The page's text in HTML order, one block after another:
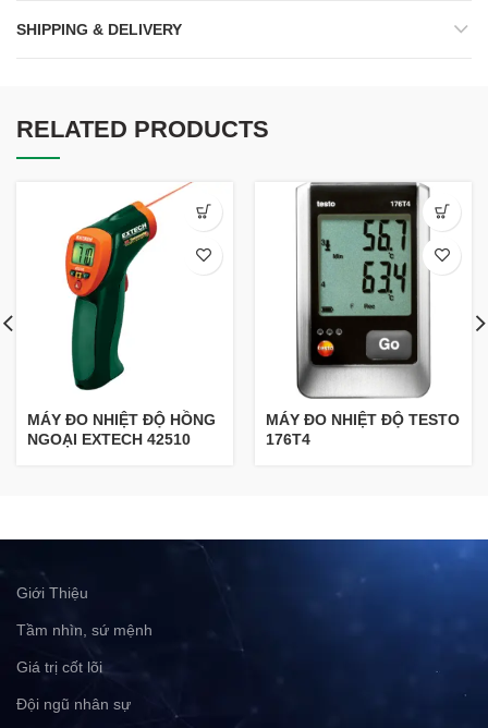
SHIPPING & DELIVERY
RELATED PRODUCTS
MÁY ĐO NHIỆT ĐỘ HỒNG
NGOẠI EXTECH 42510
MÁY ĐO NHIỆT ĐỘ TESTO
176T4
Giới Thiệu
Tầm nhìn, sứ mệnh
Giá trị cốt lõi
Đội ngũ nhân sự